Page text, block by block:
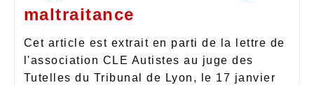
maltraitance
Cet article est extrait en parti de la lettre de
l'association CLE Autistes au juge des
Tutelles du Tribunal de Lyon, le 17 janvier